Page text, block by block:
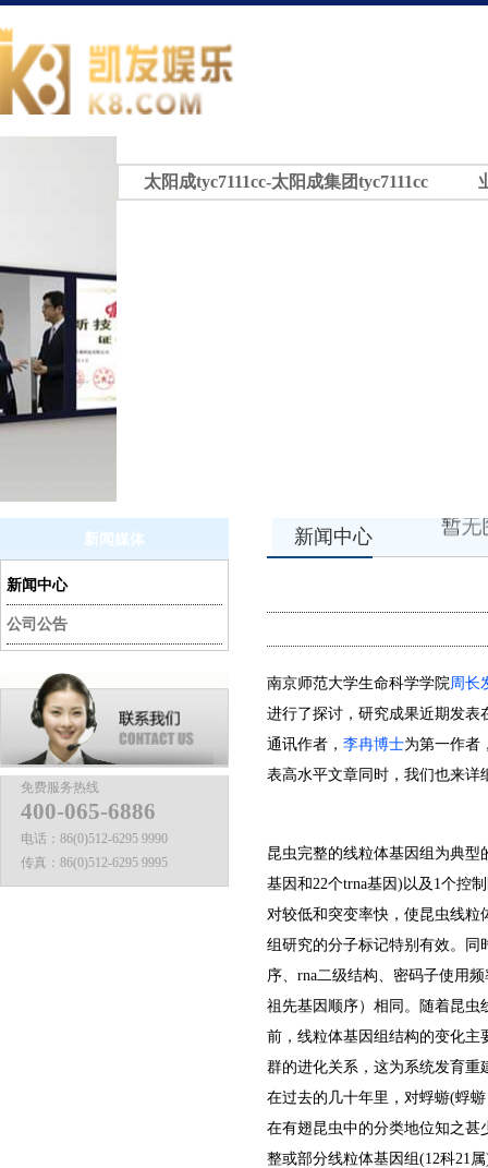
太阳成tyc7111cc-太阳成集团tyc7111cc
新闻媒体
新闻中心
公司公告
免费服务热线
400-065-6886
电话： 86(0)512-6295 9990
传真： 86(0)512-6295 9995
新闻中心
南京师范大学生命科学学院周长
进行了探讨，研究成果近期发表
通讯作者， 李冉博士为第一作者
表高水平文章同时，我们也来详
昆虫完整的线粒体基因组为典型
基因和22个trna基因)以及1个控
对较低和突变率快，使昆虫线粒
组研究的分子标记特别有效。同
序、rna二级结构、密码子使用
祖先基因顺序）相同。随着昆
前，线粒体基因组结构的变化主
群的进化关系，这为系统发育重
在过去的几十年里，对蜉蝣(蜉
在有翅昆虫中的分类地位知之甚
整或部分线粒体基因组(12科21